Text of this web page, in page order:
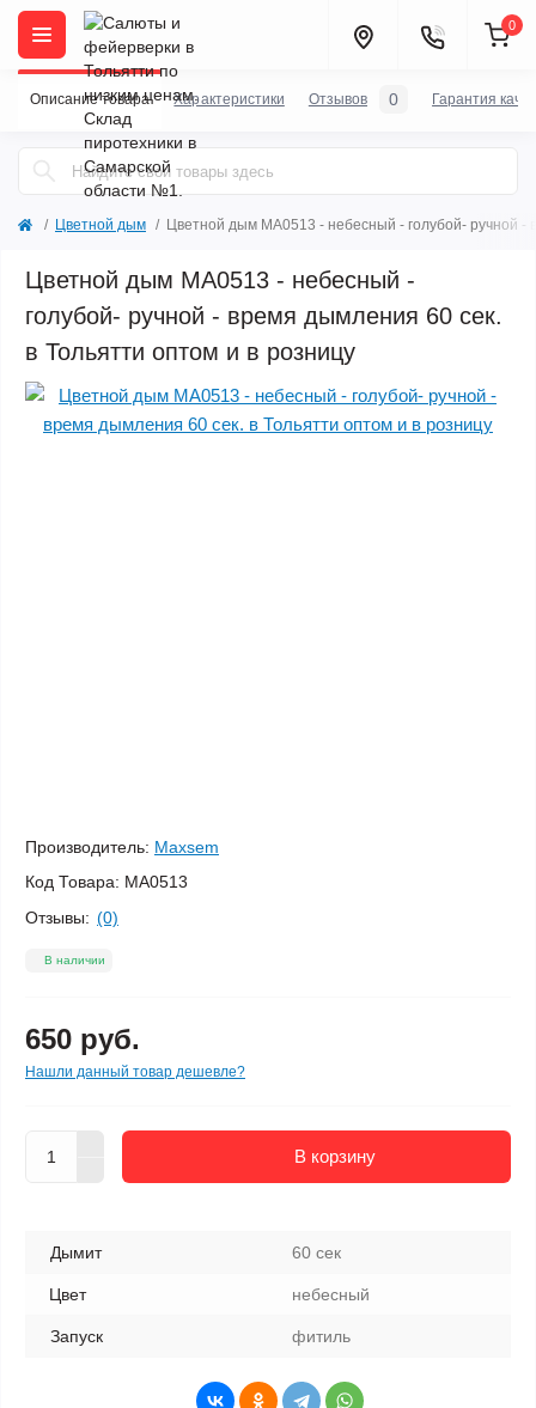
0
Цветной дым Цветной дым MA0513 - небесный - голубой- ручной -
Цветной дым MA0513 - небесный -
голубой- ручной - время дымления 60 сек.
в Тольятти оптом и в розницу
Производитель: Maxsem
Код Товара: MA0513
Отзывы: (0)
В наличии
650 руб.
Нашли данный товар дешевле?
В корзину
Дымит 60 сек
Цвет небесный
Запуск фитиль
Описание товара Характеристики Отзывов 0 Гарантия